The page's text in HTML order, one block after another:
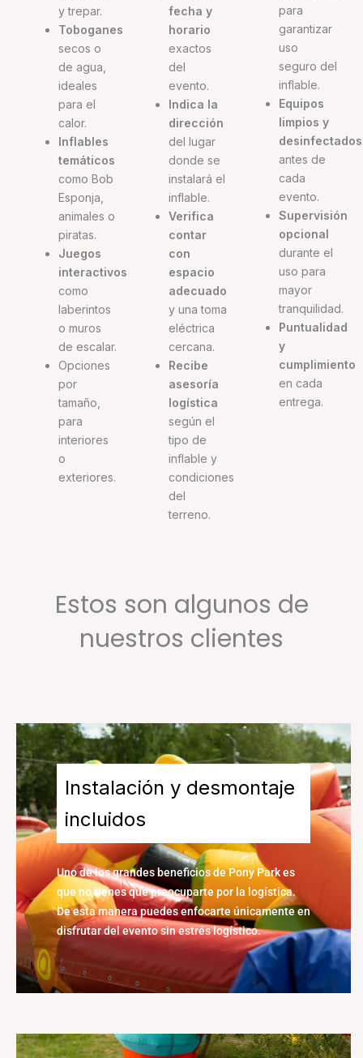
y trepar.
Toboganes
secos o
de agua,
ideales
para el
calor.
Inflables
temáticos
como Bob
Esponja,
animales o
piratas.
Juegos
interactivos
como
laberintos
o muros
de escalar.
Opciones
por
tamaño,
para
interiores
o
exteriores.
fecha y
horario
exactos
del
evento.
Indica la
dirección
del lugar
donde se
instalará el
inflable.
Verifica
contar
con
espacio
adecuado
y una toma
eléctrica
cercana.
Recibe
asesoría
logística
según el
tipo de
inflable y
condiciones
del
terreno.
para
garantizar
uso
seguro del
inflable.
Equipos
limpios y
desinfectados
antes de
cada
evento.
Supervisión
opcional
durante el
uso para
mayor
tranquilidad.
Puntualidad
y
cumplimiento
en cada
entrega.
Estos son algunos de
nuestros clientes
Instalación y desmontaje
incluidos
Uno de los grandes beneficios de Pony Park es
que no tienes que preocuparte por la logística.
De esta manera puedes enfocarte únicamente en
disfrutar del evento sin estrés logístico.